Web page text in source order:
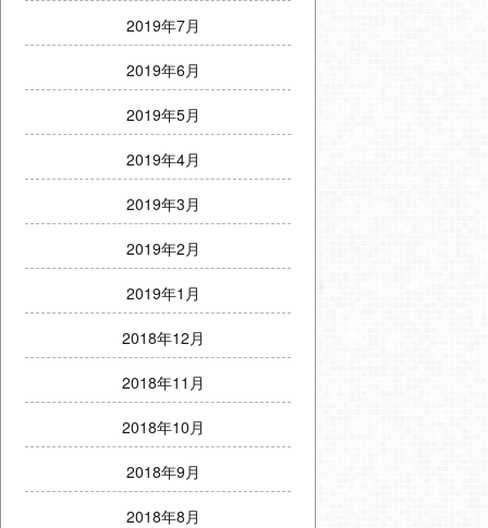
2019年7月
2019年6月
2019年5月
2019年4月
2019年3月
2019年2月
2019年1月
2018年12月
2018年11月
2018年10月
2018年9月
2018年8月